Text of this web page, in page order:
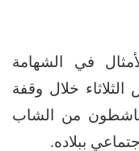
في الشهامة
خلال وقفة
من الشاب
ببلاده.